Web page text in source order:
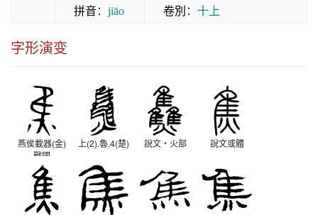
拼音： jiāo 卷別： 十上
字形演变
燕侯載器(金)
戰國
上(2).魯.4(楚) 說文‧火部 說文或體